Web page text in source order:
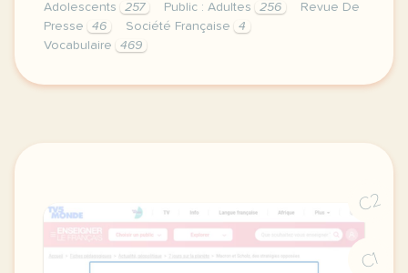
Adolescents
257 Public : Adultes 256
Revue De
Presse
46 Société Française
4
Vocabulaire
469
duree 2h00 niveau c1 c2 public grands
C2
C1